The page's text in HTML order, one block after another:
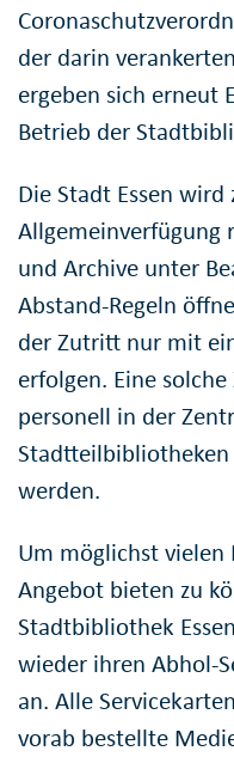
der darin
ergeben sich erneut
Betrieb der
Die Stadt Essen wird
Allgemeinverfügung
und Archive unter
Abstand-Regeln
der Zutritt nur mit
erfolgen. Eine
personell in der
werden.
Um möglichst
Angebot bieten zu
Stadtbibliothek
wieder ihren Abhol-
an. Alle
vorab bestellte